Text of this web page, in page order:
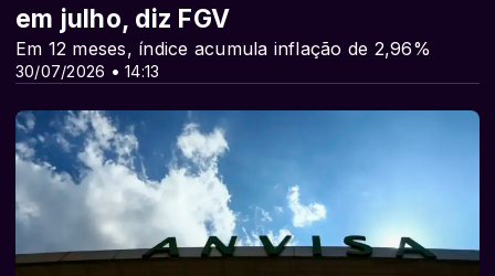
30/07/2026 • 14:13
em julho, diz FGV
Em 12 meses, índice acumula inflação de 2,96%